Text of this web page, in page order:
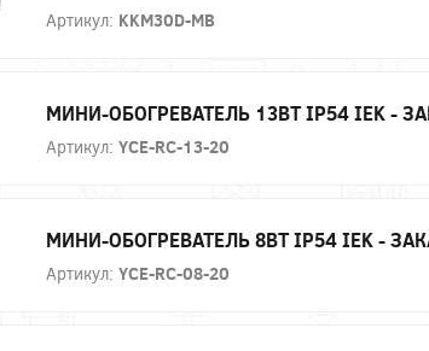
Артикул: KKM30D-MB
МИНИ-ОБОГРЕВАТЕЛЬ 13ВТ IP54 IEK -
Артикул: YCE-RC-13-20
МИНИ-ОБОГРЕВАТЕЛЬ 8ВТ IP54 IEK -
Артикул: YCE-RC-08-20